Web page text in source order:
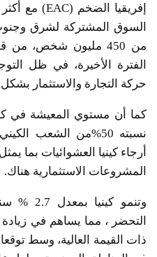
من 450 مليون شخص، من
الفترة الأخيرة، في ظل
حركة التجارة والاستثمار بشكل
كما أن مستوي المعيشة في
نسبته 50%من الشعب
أرجاء كينيا العشوائيات بما
المشروعات الاستثمارية هناك.
وتنمو
التحضر ، مما يساهم في